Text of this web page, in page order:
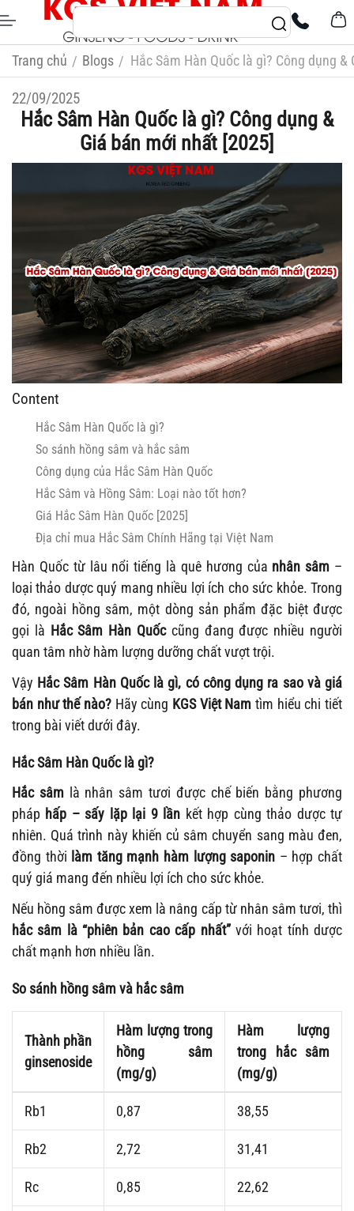
Trang chủ / Blogs / Hắc Sâm Hàn Quốc là gì? Công dụng
22/09/2025
Hắc Sâm Hàn Quốc là gì? Công dụng &
Giá bán mới nhất [2025]
Content
Hắc Sâm Hàn Quốc là gì?
So sánh hồng sâm và hắc sâm
Công dụng của Hắc Sâm Hàn Quốc
Hắc Sâm và Hồng Sâm: Loại nào tốt hơn?
Giá Hắc Sâm Hàn Quốc [2025]
Địa chỉ mua Hắc Sâm Chính Hãng tại Việt Nam
Hàn Quốc từ lâu nổi tiếng là quê hương của nhân sâm –
loại thảo dược quý mang nhiều lợi ích cho sức khỏe. Trong
đó, ngoài hồng sâm, một dòng sản phẩm đặc biệt được
gọi là Hắc Sâm Hàn Quốccũng đang được nhiều người
quan tâm nhờ hàm lượng dưỡng chất vượt trội.
Vậy Hắc Sâm Hàn Quốc là gì, có công dụng ra sao và giá
bán như thế nào? Hãy cùng KGS Việt Nam tìm hiểu chi tiết
trong bài viết dưới đây.
Hắc Sâm Hàn Quốc là gì?
Hắc sâmlà nhân sâm tươi được chế biến bằng phương
pháp hấp – sấy lặp lại 9 lần kết hợp cùng thảo dược tự
nhiên. Quá trình này khiến củ sâm chuyển sang màu đen,
đồng thời làm tăng mạnh hàm lượng saponin – hợp chất
quý giá mang đến nhiều lợi ích cho sức khỏe.
Nếu hồng sâm được xem là nâng cấp từ nhân sâm tươi, thì
hắc sâm là “phiên bản cao cấp nhất”với hoạt tính dược
chất mạnh hơn nhiều lần.
So sánh hồng sâm và hắc sâm
Thành phần
ginsenoside
Hàm lượng trong
hồng sâm
(mg/g)
Hàm lượng
trong hắc sâm
(mg/g)
Rb1 0,87 38,55
Rb2 2,72 31,41
Rc 0,85 22,62